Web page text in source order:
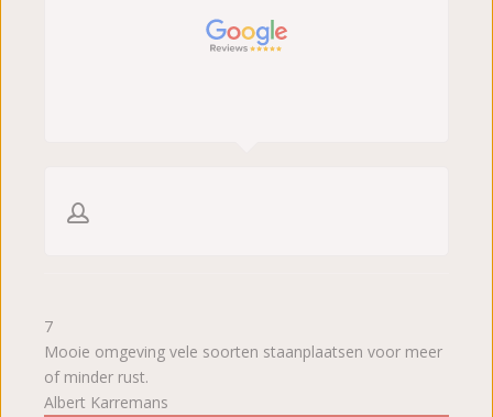
7
Mooie omgeving vele soorten staanplaatsen voor meer
of minder rust.
Albert Karremans